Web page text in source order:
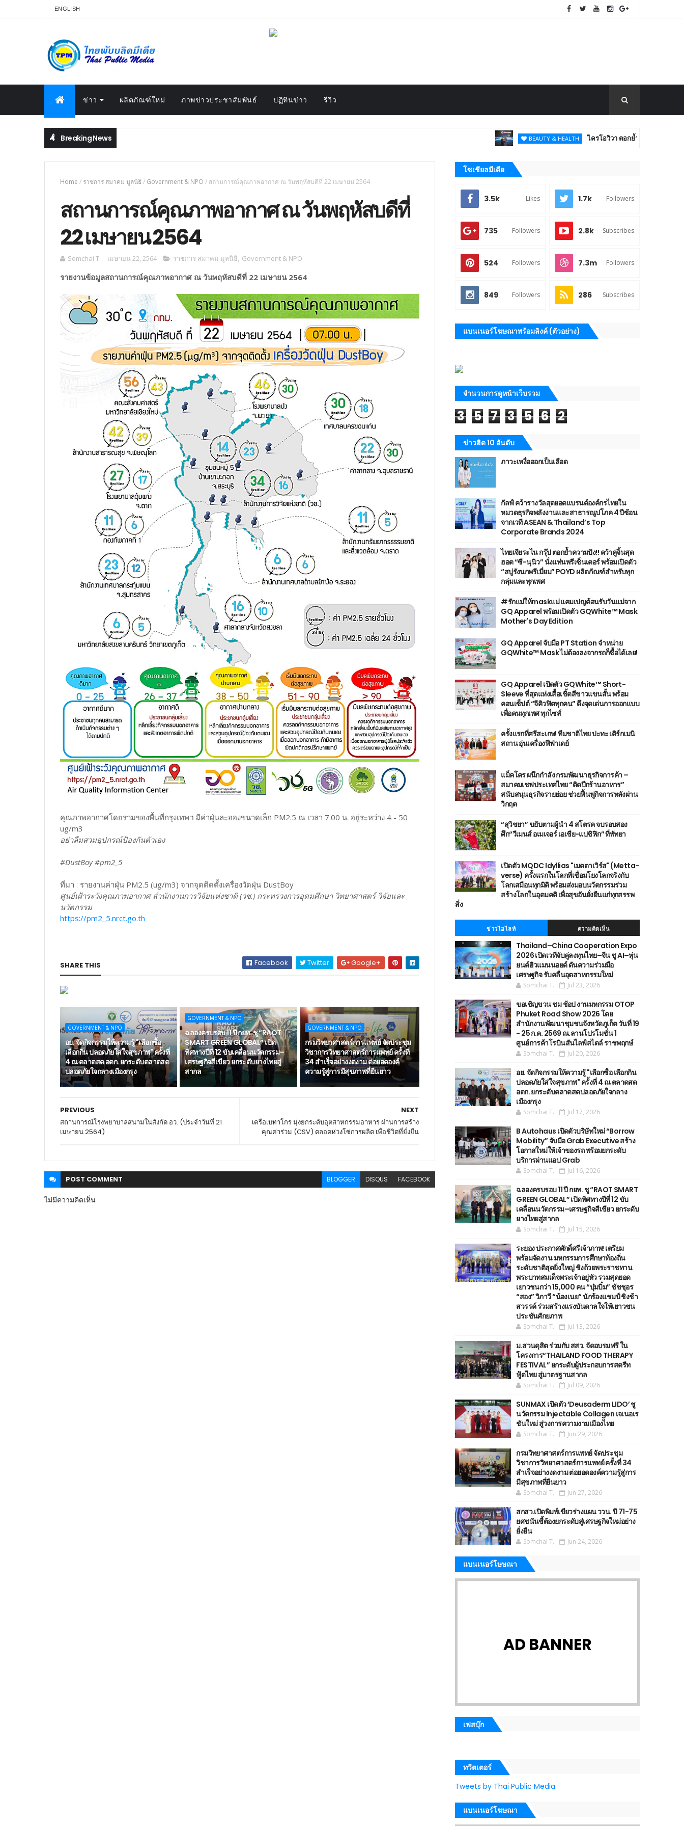
ENGLISH
ข่าว ผลิตภัณฑ์ใหม่ ภาพข่าวประชาสัมพันธ์ ปฏิทินข่าว รีวิว
Breaking News BEAUTY & HEALTH ไครโอวิวา ตอกย้ำภาพผู้นำนวัตกรรมสุขภ
Home / ราชการ สมาคม มูลนิธิ / Government & NPO / สถานการณ์คุณภาพอากาศ ณ วันพฤหัสบดีที่ 22 เมษายน 2564
สถานการณ์คุณภาพอากาศ ณ วันพฤหัสบดีที่
22 เมษายน 2564
Somchai T. เมษายน 22, 2564 ราชการ สมาคม มูลนิธิ, Government & NPO
รายงานข้อมูลสถานการณ์คุณภาพอากาศ ณ วันพฤหัสบดีที่ 22 เมษายน 2564
คุณภาพอากาศโดยรวมของพื้นที่กรุงเทพฯ มีค่าฝุ่นละอองขนาดเล็ก PM2.5 ณ เวลา 7.00 น. อยู่ระหว่าง 4 - 50
ug/m3
อย่าลืมสวมอุปกรณ์ป้องกันตัวเอง
#DustBoy #pm2_5
ที่มา : รายงานค่าฝุ่น PM2.5 (ug/m3) จากจุดติดตั้งเครื่องวัดฝุ่น DustBoy
ศูนย์เฝ้าระวังคุณภาพอากาศ สำนักงานการวิจัยแห่งชาติ (วช.) กระทรวงการอุดมศึกษา วิทยาศาสตร์ วิจัยและ
นวัตกรรม
https://pm2_5.nrct.go.th
SHARE THIS Facebook Twitter Google+
GOVERNMENT & NPO
อย. จัดกิจกรรมให้ความรู้ "เลือกซื้อ
เลือกกิน ปลอดภัยใส่ใจสุขภาพ" ครั้งที่
4 ณ ตลาดสด อตก. ยกระดับตลาดสด
ปลอดภัยใจกลางเมืองกรุง
GOVERNMENT & NPO
ฉลองครบรอบ 11 ปี กยท. ชู “RAOT
SMART GREEN GLOBAL” เปิด
ทิศทางปีที่ 12 ขับเคลื่อนนวัตกรรม–
เศรษฐกิจสีเขียว ยกระดับยางไทยสู่
สากล
GOVERNMENT & NPO
กรมวิทยาศาสตร์การแพทย์ จัดประชุม
วิชาการวิทยาศาสตร์การแพทย์ ครั้งที่
34 สำเร็จอย่างงดงาม ต่อยอดองค์
ความรู้สู่การมีสุขภาพที่ยืนยาว
NEXT
เครือเบทาโกร มุ่งยกระดับอุตสาหกรรมอาหาร ผ่านการสร้าง
คุณค่าร่วม (CSV) ตลอดห่วงโซ่การผลิต เพื่อชีวิตที่ยั่งยืน
PREVIOUS
สถานการณ์โรงพยาบาลสนามในสังกัด อว. (ประจำวันที่ 21
เมษายน 2564)
POST COMMENT BLOGGER DISQUS FACEBOOK
ไม่มีความคิดเห็น
โซเชียลมีเดีย
3.5k Likes 1.7k Followers
735 Followers 2.8k Subscribes
524 Followers 7.3m Followers
849 Followers 286 Subscribes
แบนเนอร์โฆษณาพร้อมลิงค์ (ตัวอย่าง)
จำนวนการดูหน้าเว็บรวม
3 5 7 3 5 6 2
ข่าวฮิต 10 อันดับ
ภาวะเหงื่อออกเป็นเลือด
กัลฟ์ คว้ารางวัลสุดยอดแบรนด์องค์กรไทยใน
หมวดธุรกิจพลังงานและสาธารณูปโภค 4 ปีซ้อน
จากเวที ASEAN & Thailand’s Top
Corporate Brands 2024
ไทยเจียระไน กรุ๊ป ตอกย้ำความปัง!! คว้าคู่จิ้นสุด
ฮอต “ซี-นุนิว” นั่งแท่นพรีเซ็นเตอร์ พร้อมเปิดตัว
“สบู่รังนกพรีเมี่ยม” POYD ผลิตภัณฑ์สำหรับทุก
กลุ่มและทุกเพศ
#รักแม่ให้maskแม่ แคมเปญต้อนรับวันแม่จาก
GQ Apparel พร้อมเปิดตัว GQWhite™ Mask
Mother's Day Edition
GQ Apparel จับมือ PT Station จำหน่าย
GQWhite™ Mask ไม่ต้องลงจากรถก็ซื้อได้เลย!
GQ Apparel เปิดตัว GQWhite™ Short-
Sleeve ที่สุดแห่งเสื้อเชิ้ตสีขาวแขนสั้น พร้อม
คอนเซ็ปต์ “จีคิวฟิตทุกคน” ดึงจุดเด่นการออกแบบ
เพื่อคนทุกเพศ ทุกไซส์
ครั้งแรกที่ศรีสะเกษ! ทีมชาติไทย ปะทะ เติร์กเมนิ
สถาน อุ่นเครื่องฟีฟ่าเดย์
แม็คโคร ผนึกกำลัง กรมพัฒนาธุรกิจการค้า –
สมาคมเชฟประเทศไทย “ติดปีกร้านอาหาร”
สนับสนุนธุรกิจรายย่อย ช่วยฟื้นฟูกิจการหลังผ่าน
วิกฤต
“สุวิชยา” ขยับตามผู้นำ 4 สโตรค จบรอบสอง
ศึก“วีเมนส์ อเมเจอร์ เอเชีย-แปซิฟิก” ที่พัทยา
เปิดตัว MQDC Idyllias "เมตตาเวิร์ส" (Metta-
verse) ครั้งแรกในโลกที่เชื่อมโยงโลกจริงกับ
โลกเสมือนทุกมิติ พร้อมส่งมอบนวัตกรรมร่วม
สร้างโลกในอุดมคติ เพื่อสุขอันยั่งยืนแก่ทุกสรรพ
สิ่ง
ข่าวไฮไลท์ ความคิดเห็น
Thailand–China Cooperation Expo
2026 เปิดเวทีจับคู่ลงทุนไทย–จีน ชู AI–หุ่น
ยนต์ฮิวแมนนอยด์ ดันความร่วมมือ
เศรษฐกิจ รับคลื่นอุตสาหกรรมใหม่
Somchai T. Jul 23, 2026
ขอเชิญขวน ชม ช้อป งานมหกรรม OTOP
Phuket Road Show 2026 โดย
สำนักงานพัฒนาชุมชนจังหวัดภูเก็ต วันที่ 19
- 25 ก.ค. 2569 ณ.ลานโปรโมชั่น 1
ศูนย์การค้าโรบินสันไลฟ์สไตล์ ราชพฤกษ์
Somchai T. Jul 20, 2026
อย. จัดกิจกรรมให้ความรู้ "เลือกซื้อ เลือกกิน
ปลอดภัยใส่ใจสุขภาพ" ครั้งที่ 4 ณ ตลาดสด
อตก. ยกระดับตลาดสดปลอดภัยใจกลาง
เมืองกรุง
Somchai T. Jul 17, 2026
B Autohaus เปิดตัวบริษัทใหม่ “Borrow
Mobility” จับมือ Grab Executive สร้าง
โอกาสใหม่ให้เจ้าของรถ พร้อมยกระดับ
บริการผ่านแอป Grab
Somchai T. Jul 16, 2026
ฉลองครบรอบ 11 ปี กยท. ชู “RAOT SMART
GREEN GLOBAL” เปิดทิศทางปีที่ 12 ขับ
เคลื่อนนวัตกรรม–เศรษฐกิจสีเขียว ยกระดับ
ยางไทยสู่สากล
Somchai T. Jul 15, 2026
ระยอง ประกาศศักดิ์ศรีเจ้าภาพ! เตรียม
พร้อมจัดงาน มหกรรมการศึกษาท้องถิ่น
ระดับชาติสุดยิ่งใหญ่ ชิงถ้วยพระราชทาน
พระบาทสมเด็จพระเจ้าอยู่หัว รวมสุดยอด
เยาวชนกว่า 15,000 คน “บุ๋มบิ๋ม” ชัชชุอร
“สอง” วิภาวี “น้องเนย“ นักร้องแชมป์ ชิงช้า
สวรรค์ ร่วมสร้างแรงบันดาลใจให้เยาวชน
ประชันศักยภาพ
Somchai T. Jul 13, 2026
ม.สวนดุสิต ร่วมกับ สสว. จัดอบรมฟรี ใน
โครงการ“THAILAND FOOD THERAPY
FESTIVAL” ยกระดับผู้ประกอบการสตรีท
ฟู้ดไทย สู่มาตรฐานสากล
Somchai T. Jul 09, 2026
SUNMAX เปิดตัว ‘Deusaderm LIDO’ ชู
นวัตกรรม Injectable Collagen เจเนอเร
ชันใหม่ สู่วงการความงามเมืองไทย
Somchai T. Jun 29, 2026
กรมวิทยาศาสตร์การแพทย์ จัดประชุม
วิชาการวิทยาศาสตร์การแพทย์ ครั้งที่ 34
สำเร็จอย่างงดงาม ต่อยอดองค์ความรู้สู่การ
มีสุขภาพที่ยืนยาว
Somchai T. Jun 27, 2026
สกสว.เปิดพิมพ์เขียวร่างแผน ววน. ปี 71-75
ยศชนันชี้ต้องยกระดับสู่เศรษฐกิจใหม่อย่าง
ยั่งยืน
Somchai T. Jun 24, 2026
แบนเนอร์โษษณา
AD BANNER
เฟสบุ๊ก
ทวีตเตอร์
Tweets by Thai Public Media
แบนเนอร์โฆษณา